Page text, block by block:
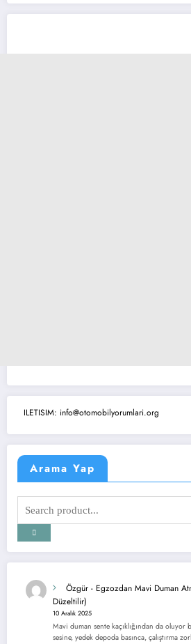
ILETISIM: info@otomobilyorumlari.org
Arama Yap
Özgür - Egzozdan Mavi Duman
Düzeltilir)
10 Aralık 2025
Mavi duman sente kaçıklığından da oluyor
sesine, yedek depoda basınca, çalıştırma